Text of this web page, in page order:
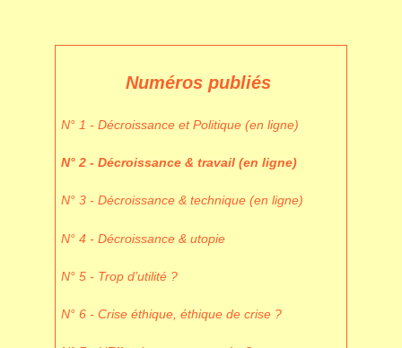
Numéros publiés
N° 1 - Décroissance et Politique (en ligne)
N° 2 - Décroissance & travail (en ligne)
N° 3 - Décroissance & technique (en ligne)
N° 4 - Décroissance & utopie
N° 5 - Trop d’utilité ?
N° 6 - Crise éthique, éthique de crise ?